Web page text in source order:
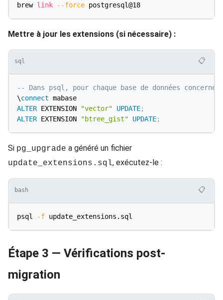
brew link --force
Mettre à jour les extensions (si nécessaire) :
sql 📋
-- Dans psql, pour chaque base de données concernée
\connect
ALTER EXTENSION "vector" UPDATE;
ALTER EXTENSION "btree_gist" UPDATE;
Si pg_upgrade a généré un fichier
update_extensions.sql, exécutez-le :
bash 📋
psql -f
Étape 3 — Vérifications post-
migration